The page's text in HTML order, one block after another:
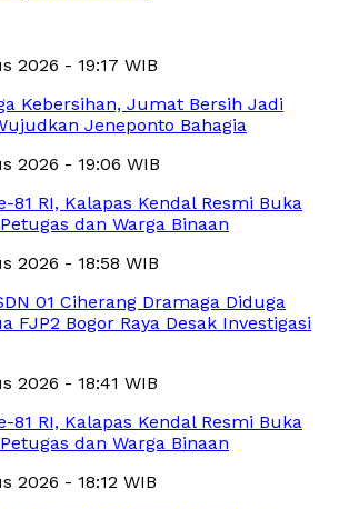
2026 - 19:17 WIB
Kebersihan, Jumat Bersih Jadi
Jeneponto Bahagia
2026 - 19:06 WIB
81 RI, Kalapas Kendal Resmi Buka
dan Warga Binaan
2026 - 18:58 WIB
01 Ciherang Dramaga Diduga
FJP2 Bogor Raya Desak Investigasi
2026 - 18:41 WIB
81 RI, Kalapas Kendal Resmi Buka
dan Warga Binaan
2026 - 18:12 WIB